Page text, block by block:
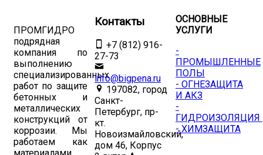
ПРОМГИДРО
подрядная
компания по
выполнению
специализированных
работ по защите
бетонных и
металлических
конструкций от
коррозии. Мы
работаем как
Контакты
+7 (812) 916-
27-73
info@bigpena.ru
197082, город
Санкт-
Петербург, пр-
кт.
Новоизмайловский,
дом 46, Корпус
ОСНОВНЫЕ
УСЛУГИ
-
ПРОМЫШЛЕННЫЕ
ПОЛЫ
- ОГНЕЗАЩИТА
И АКЗ
-
ГИДРОИЗОЛЯЦИЯ
- ХИМЗАЩИТА